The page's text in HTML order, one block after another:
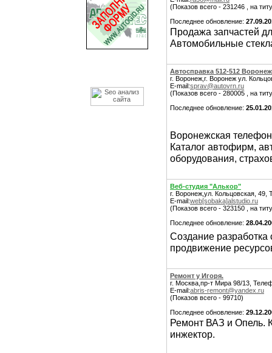
(Показов всего - 231246 , на
Последнее обновление:
Продажа запчастей
Автомобильные
Автосправка 512-512 Воронеж
г. Воронеж,г. Воронеж ул.
E-mail:sprav@autovrn.ru
(Показов всего - 280005 , на
Последнее обновление:
Воронежская
Каталог автофирм,
оборудования,
Веб-студия "Алькор"
г. Воронеж,ул. Кольцовская, 49,
E-mail:web[sobaka]alstudio.ru
(Показов всего - 323150 , на
Последнее обновление:
Создание разработка
продвижение
Ремонт у Игоря.
г. Москва,пр-т Мира 98/13,
E-mail:abris-remont@yandex.ru
(Показов всего - 99710)
Последнее обновление:
Ремонт ВАЗ и Опель.
инжектор.